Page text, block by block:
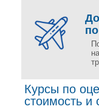
Курсы по
стоимость и